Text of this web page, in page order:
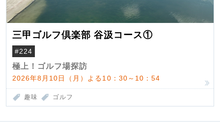
三甲ゴルフ倶楽部 谷汲コース①
#224
極上！ゴルフ場探訪
2026年8月10日（月）よる10：30～10：54
趣味 ゴルフ